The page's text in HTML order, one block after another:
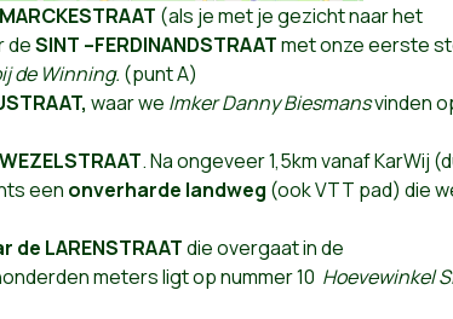
(als je met je gezicht naar het
deSINT –FERDINANDSTRAATmet onze eerste
de Winning. (punt A)
waar we Imker Danny Biesmansvinden
. Na ongeveer 1,5km vanaf KarWij
een onverharde landweg (ook VTT pad) die
de LARENSTRAATdie overgaat in de
meters ligt op nummer 10 Hoevewinkel